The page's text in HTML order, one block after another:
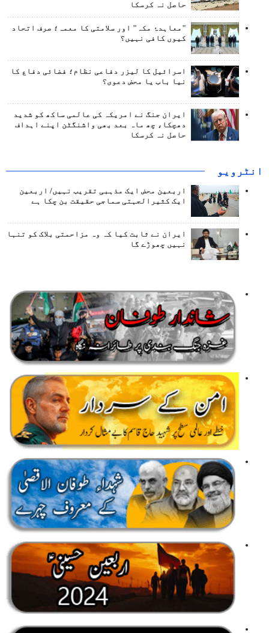
حاصل نہ کرسکا
"معاہدۂ مکہ" اور سلامتی کا معمہ؛ صرف اتحاد
کیوں کافی نہیں؟
اسرائیل کا لیزر دفاعی نظام؛ فضائی دفاع کا
نیا باب یا محض دعوی؟
ایران جنگ نے امریکہ کی عالمی ساکھ کو شدید
دھچکا، چھ ماہ بعد بھی واشنگٹن اپنے اہداف
حاصل نہ کرسکا
انٹرويو
اربعین محض ایک مذہبی تقریب نہیں/ اربعین
ایک کثیرالجہتی سماجی حقیقت بن چکا ہے
ایران نے ثابت کیا کہ وہ مزاحمتی بلاک کو تنہا
نہیں چھوڑے گا